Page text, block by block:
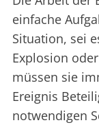
einfache
Situation, sei
Explosion
müssen sie
Ereignis
notwendigen